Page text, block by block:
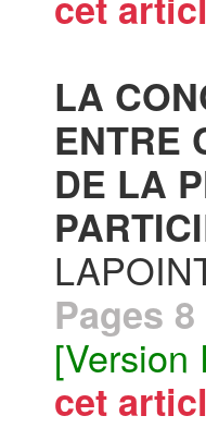
LA
ENTRE
DE LA
Pages 8
[Version
cet